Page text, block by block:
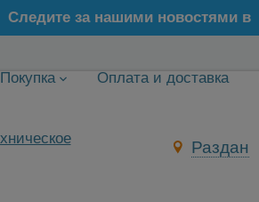
Следите за нашими новостями в
Покупка Оплата и доставка
Раздан